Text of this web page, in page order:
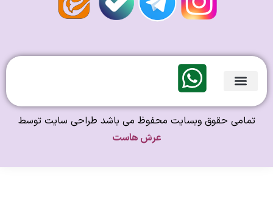
حقوق وبسایت محفوظ می باشد طراحی سایت توسط
عرش هاست